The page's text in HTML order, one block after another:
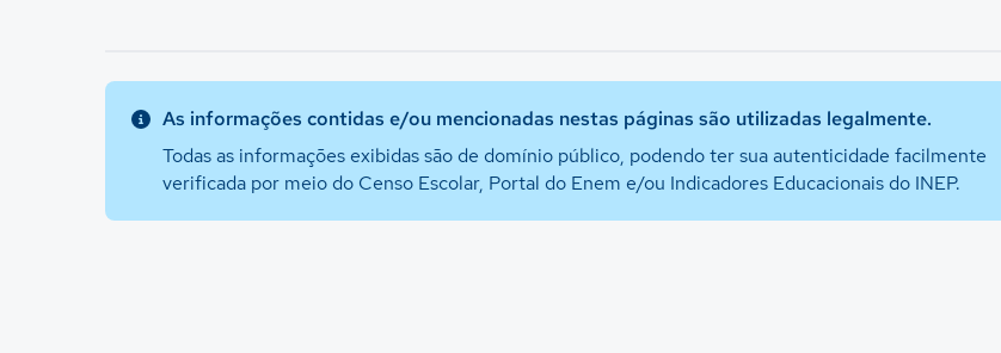
As informações contidas e/ou mencionadas nestas páginas são utilizadas legalmente.
Todas as informações exibidas são de domínio público, podendo ter sua autenticidade facilmente
verificada por meio do Censo Escolar, Portal do Enem e/ou Indicadores Educacionais do INEP.